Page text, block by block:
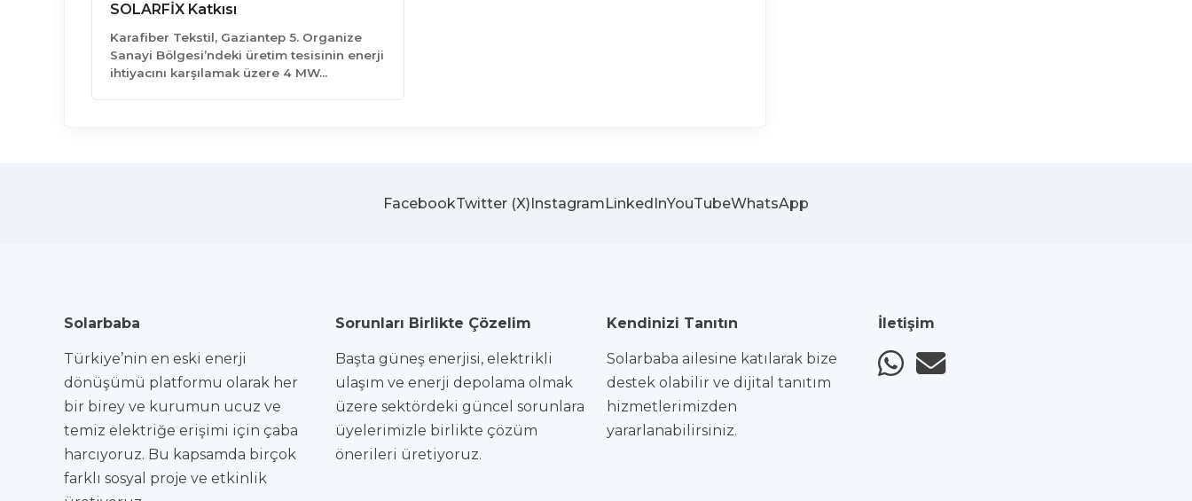
SOLARFİX Katkısı
Karafiber Tekstil, Gaziantep 5. Organize
Sanayi Bölgesi’ndeki üretim tesisinin enerji
ihtiyacını karşılamak üzere 4 MW…
FacebookTwitter (X) Instagram LinkedInYouTubeWhatsApp
Solarbaba
Türkiye’nin en eski enerji
dönüşümü platformu olarak her
bir birey ve kurumun ucuz ve
temiz elektriğe erişimi için çaba
harcıyoruz. Bu kapsamda birçok
farklı sosyal proje ve etkinlik
Sorunları Birlikte Çözelim
Başta güneş enerjisi, elektrikli
ulaşım ve enerji depolama olmak
üzere sektördeki güncel sorunlara
üyelerimizle birlikte çözüm
önerileri üretiyoruz.
Kendinizi Tanıtın
Solarbaba ailesine katılarak bize
destek olabilir ve dijital tanıtım
hizmetlerimizden
yararlanabilirsiniz.
İletişim